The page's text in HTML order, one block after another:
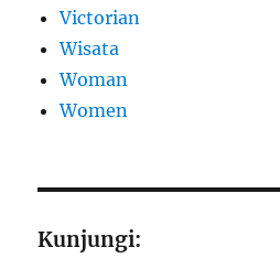
Victorian
Wisata
Woman
Women
Kunjungi: